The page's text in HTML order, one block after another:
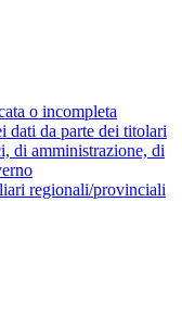
o incompleta
dati da parte dei titolari
di amministrazione, di
regionali/provinciali